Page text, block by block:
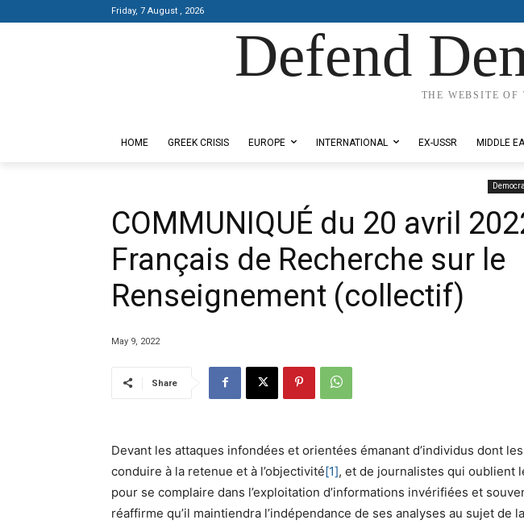
Friday, 7 August , 2026
Defend
THE WEBSITE
HOME GREEK CRISIS EUROPE INTERNATIONAL EX-USSR MIDDLE
COMMUNIQUÉ du 20 avril
Français de Recherche sur le
Renseignement (collectif)
May 9, 2022
Share
Devant les attaques infondées et orientées émanant d’individus dont
conduire à la retenue et à l’objectivité[1], et de journalistes qui oublient
pour se complaire dans l’exploitation d’informations invérifiées et
réaffirme qu’il maintiendra l’indépendance de ses analyses au sujet de